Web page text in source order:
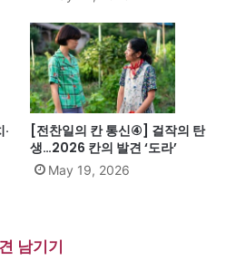
[전찬일의 칸 통신④] 걸작의 탄
생…2026 칸의 발견 ‘도라’
May 19, 2026
남기기